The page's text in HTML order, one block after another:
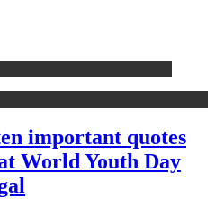
important quotes
World Youth Day